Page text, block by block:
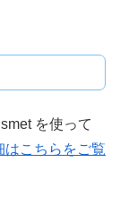
を使って
はこちらをご覧